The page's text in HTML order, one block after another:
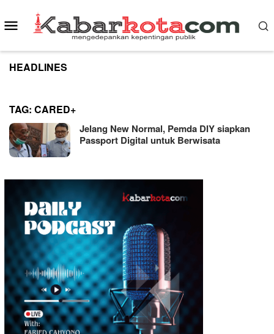
to
content
Mobile
Menu
HEADLINES
TAG: CARED+
Jelang New Normal, Pemda DIY siapkan
Passport Digital untuk Berwisata